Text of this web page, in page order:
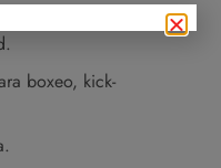
boxeo, kick-